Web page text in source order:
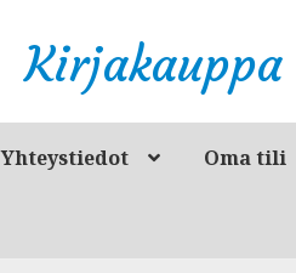
Yhteystiedot Oma tili